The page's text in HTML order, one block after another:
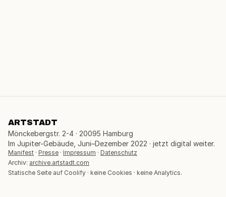
ARTSTADT
Mönckebergstr. 2-4 · 20095 Hamburg
Im Jupiter-Gebäude, Juni–Dezember 2022 · jetzt digital weiter.
Manifest · Presse · Impressum · Datenschutz
Archiv: archive.artstadt.com
Statische Seite auf Coolify · keine Cookies · keine Analytics.